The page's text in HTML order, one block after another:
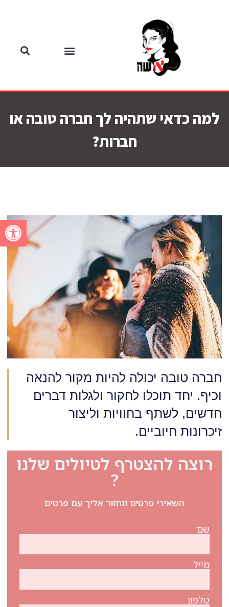
פתח
למה כדאי שתהיה לך חברה טובה או
חברות?
חברה טובה יכולה להיות מקור להנאה
וכיף. יחד תוכלו לחקור ולגלות דברים
חדשים, לשתף בחוויות וליצור
זיכרונות חיוביים.
רוצה להצטרף לטיולים שלנו
?
השאירי פרטים ונחזור אליך עם פרטים
שם
מייל
טלפון